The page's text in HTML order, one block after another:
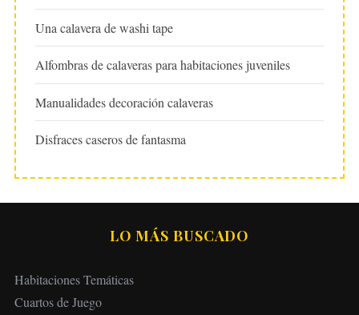
Una calavera de washi tape
Alfombras de calaveras para habitaciones juveniles
Manualidades decoración calaveras
Disfraces caseros de fantasma
LO MÁS BUSCADO
Habitaciones Temáticas
Cuartos de Juego